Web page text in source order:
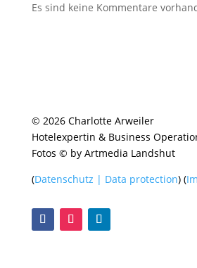
Es sind keine Kommentare
© 2026 Charlotte Arweiler
Hotelexpertin & Business
Fotos © by Artmedia Landshut
(Datenschutz | Data protection) (